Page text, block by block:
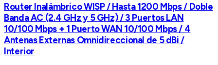
Router Inalámbrico WISP / Hasta 1200 Mbps / Doble
Banda AC (2.4 GHz y 5 GHz) / 3 Puertos LAN
10/100 Mbps + 1 Puerto WAN 10/100 Mbps / 4
Antenas Externas Omnidireccional de 5 dBi /
Interior